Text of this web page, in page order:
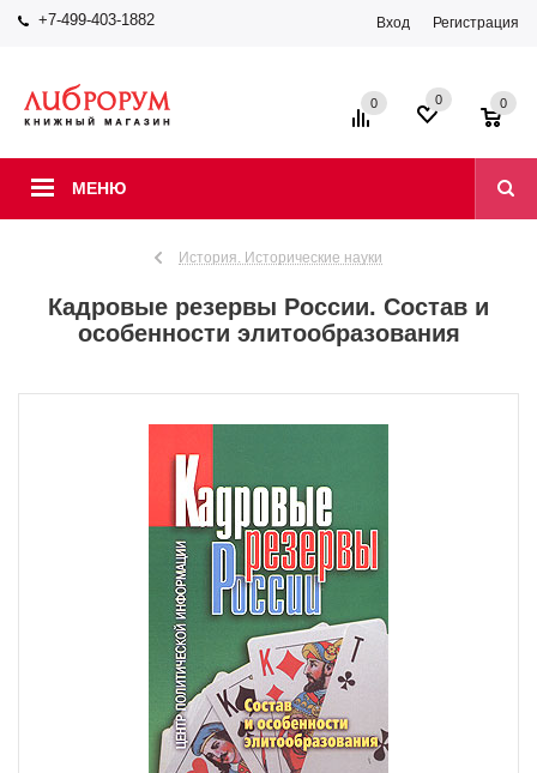
+7-499-403-1882 Вход Регистрация
МЕНЮ
0 0 0
История. Исторические науки
Кадровые резервы России. Состав и
особенности элитообразования